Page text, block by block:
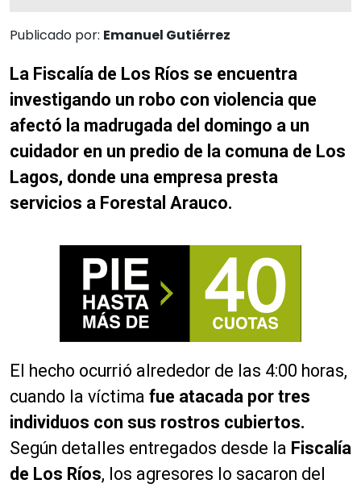
Publicado por: Emanuel Gutiérrez
La Fiscalía de Los Ríos se encuentra
investigando un robo con violencia que
afectó la madrugada del domingo a un
cuidador en un predio de la comuna de Los
Lagos, donde una empresa presta
servicios a Forestal Arauco.
El hecho ocurrió alrededor de las 4:00 horas,
cuando la víctima fue atacada por tres
individuos con sus rostros cubiertos.
Según detalles entregados desde la Fiscalía
de Los Ríos, los agresores lo sacaron del